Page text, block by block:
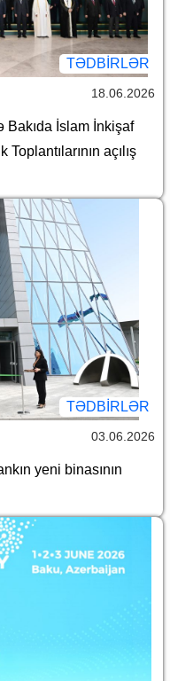
TƏDBIRLƏR
18.06.2026
Bakıda İslam İnkişaf
açılış
TƏDBIRLƏR
03.06.2026
yeni binasının